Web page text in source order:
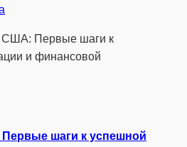
шаги к успешной